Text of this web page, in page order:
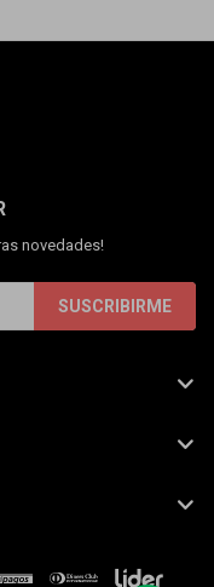
novedades!
SUSCRIBIRME